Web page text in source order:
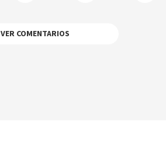
VER COMENTARIOS